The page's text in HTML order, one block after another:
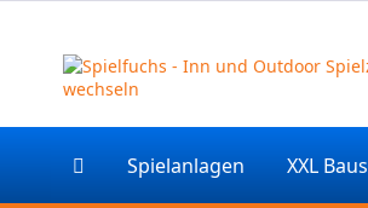
Spielanlagen XXL